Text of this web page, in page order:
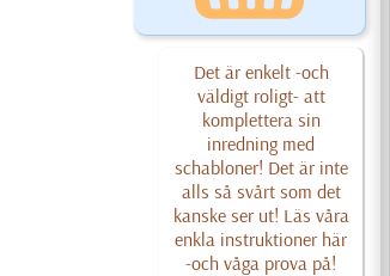
Det är enkelt -och
väldigt roligt- att
komplettera sin
inredning med
schabloner! Det är inte
alls så svårt som det
kanske ser ut! Läs våra
enkla instruktioner här
-och våga prova på!